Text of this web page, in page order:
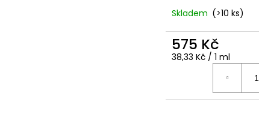
Skladem (>10 ks)
575 Kč
Měrná
38,33 Kč / 1 ml